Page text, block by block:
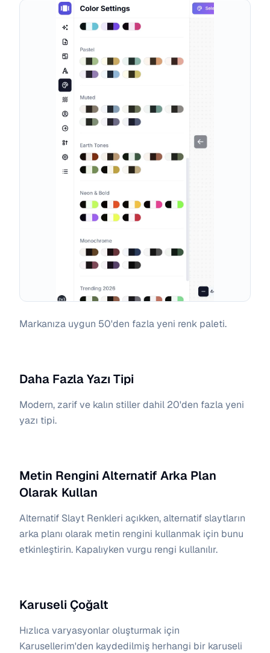
Markanıza uygun 50'den fazla yeni renk paleti.
Daha Fazla Yazı Tipi
Modern, zarif ve kalın stiller dahil 20'den fazla yeni
yazı tipi.
Metin Rengini Alternatif Arka Plan
Olarak Kullan
Alternatif Slayt Renkleri açıkken, alternatif slaytların
arka planı olarak metin rengini kullanmak için bunu
etkinleştirin. Kapalıyken vurgu rengi kullanılır.
Karuseli Çoğalt
Hızlıca varyasyonlar oluşturmak için
Karusellerim'den kaydedilmiş herhangi bir karuseli